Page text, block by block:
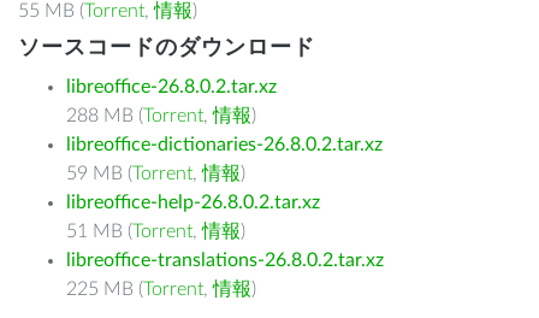
55 MB (Torrent,情報)
ソースコードのダウンロード
libreoffice-26.8.0.2.tar.xz
288 MB (Torrent,情報)
libreoffice-dictionaries-26.8.0.2.tar.xz
59 MB (Torrent,情報)
libreoffice-help-26.8.0.2.tar.xz
51 MB (Torrent,情報)
libreoffice-translations-26.8.0.2.tar.xz
225 MB (Torrent,情報)